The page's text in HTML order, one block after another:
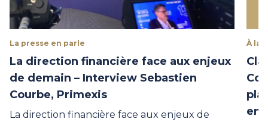
La presse en parle
La direction financière face aux enjeux
de demain – Interview Sebastien
Courbe, Primexis
La direction financière face aux enjeux de
À la
en